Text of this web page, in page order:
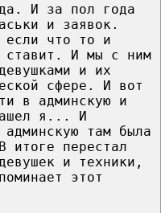
И за пол года
и заявок.
если что то и
ставит. И мы с ним
и их
сфере. И вот
в админскую и
я... И
там была
итоге перестал
и техники,
этот